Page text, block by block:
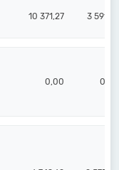
10 371,27 3 591,67
0,00 0,00